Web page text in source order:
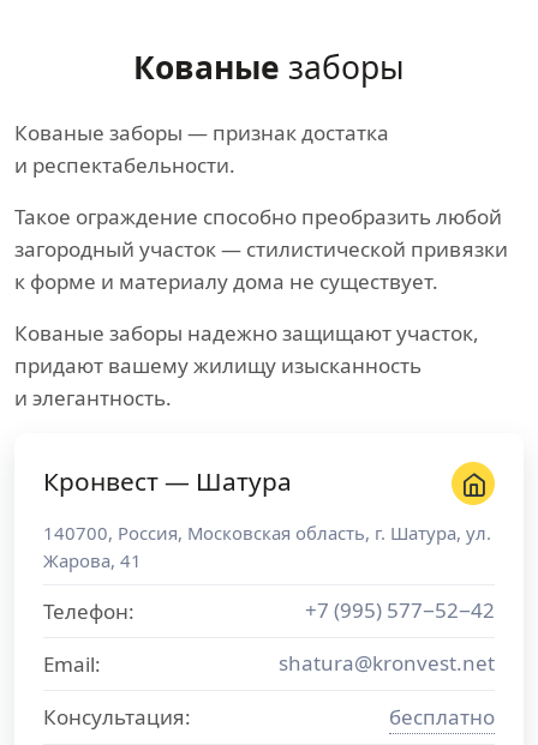
Кованые заборы
Кованые заборы — признак достатка
и респектабельности.
Такое ограждение способно преобразить любой
загородный участок — стилистической привязки
к форме и материалу дома не существует.
Кованые заборы надежно защищают участок,
придают вашему жилищу изысканность
и элегантность.
Кронвест — Шатура
140700, Россия, Московская область, г. Шатура, ул.
Жарова, 41
Телефон:
+7 (995) 577−52−42
Email:
shatura@kronvest.net
Консультация:
бесплатно